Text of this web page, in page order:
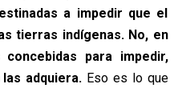
a impedir que el
tierras indígenas. No, en
para impedir,
adquiera. Eso es lo que